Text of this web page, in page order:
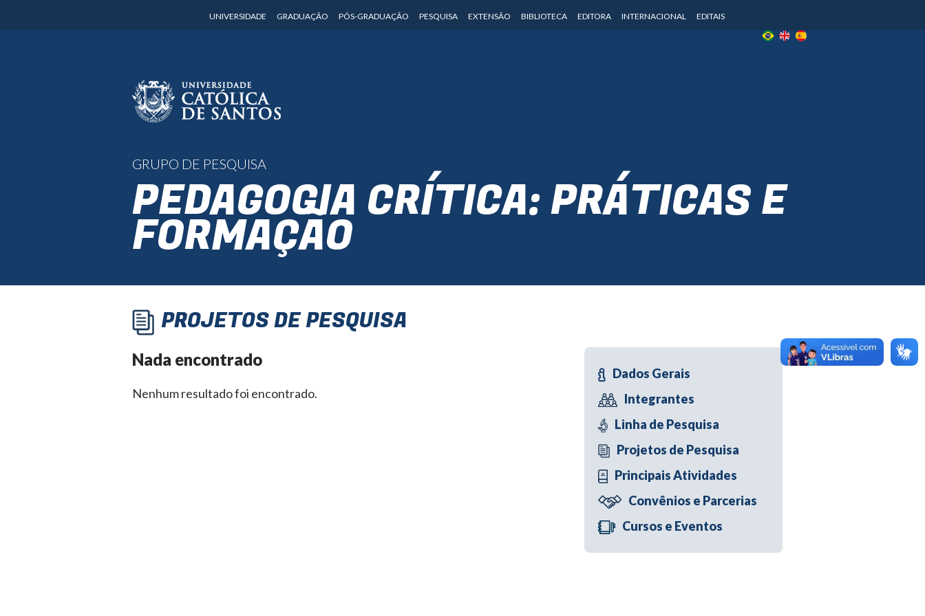
UNIVERSIDADE GRADUAÇÃO PÓS-GRADUAÇÃO PESQUISA EXTENSÃO BIBLIOTECA EDITORA INTERNACIONAL EDITAIS
GRUPO DE PESQUISA
PEDAGOGIA CRÍTICA: PRÁTICAS E
FORMAÇÃO
PROJETOS DE PESQUISA
Nada encontrado
Nenhum resultado foi encontrado.
Dados Gerais
Integrantes
Linha de Pesquisa
Projetos de Pesquisa
Principais Atividades
Convênios e Parcerias
Cursos e Eventos